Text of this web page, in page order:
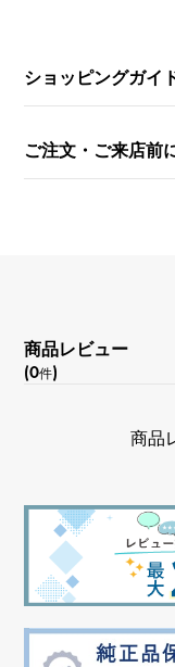
ショッピングガイ
ご注文・ご来店前
商品レビュー
(0件)
商品